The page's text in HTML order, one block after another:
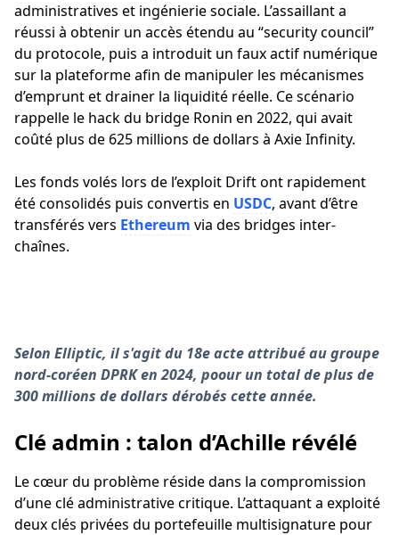
administratives et ingénierie sociale. L’assaillant a
réussi à obtenir un accès étendu au “security council”
du protocole, puis a introduit un faux actif numérique
sur la plateforme afin de manipuler les mécanismes
d’emprunt et drainer la liquidité réelle. Ce scénario
rappelle le hack du bridge Ronin en 2022, qui avait
coûté plus de 625 millions de dollars à Axie Infinity.
Les fonds volés lors de l’exploit Drift ont rapidement
été consolidés puis convertis en USDC, avant d’être
transférés vers Ethereum via des bridges inter-
chaînes.
Selon Elliptic, il s'agit du 18e acte attribué au groupe
nord-coréen DPRK en 2024, poour un total de plus de
300 millions de dollars dérobés cette année.
Clé admin : talon d’Achille révélé
Le cœur du problème réside dans la compromission
d’une clé administrative critique. L’attaquant a exploité
deux clés privées du portefeuille multisignature pour